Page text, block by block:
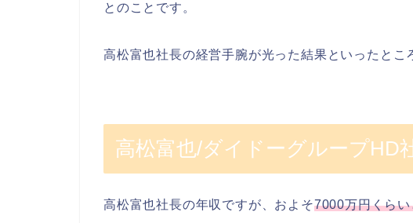
とのことです。
高松富也社長の経営手腕が光った結果といったとこ
高松富也/ダイドーグループHD
高松富也社長の年収ですが、およそ7000万円くらい